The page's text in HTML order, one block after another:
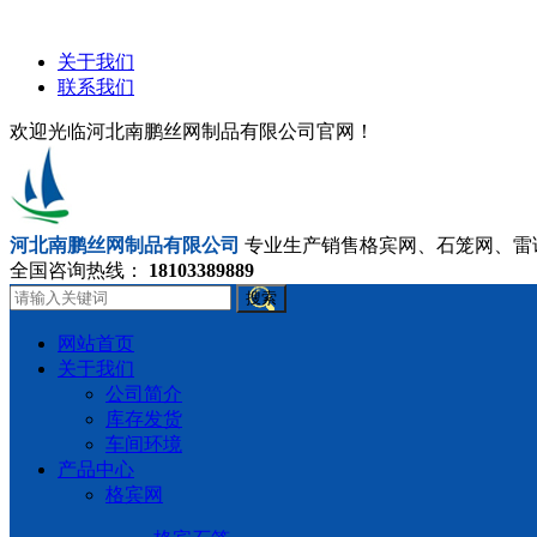
关于我们
联系我们
欢迎光临河北南鹏丝网制品有限公司官网！
河北南鹏丝网制品有限公司 专业生产销售格宾网、石笼网、雷
全国咨询热线：
18103389889
搜索
网站首页
关于我们
公司简介
库存发货
车间环境
产品中心
格宾网